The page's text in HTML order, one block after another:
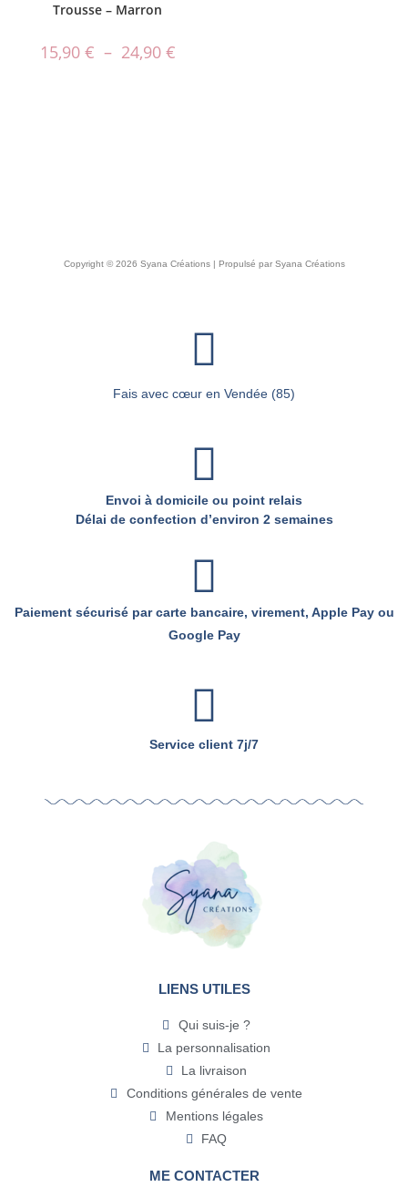
Trousse – Marron
15,90 € – 24,90 €
Copyright © 2026 Syana Créations | Propulsé par Syana Créations
Fais avec cœur en Vendée (85)
Envoi à domicile ou point relais
Délai de confection d’environ 2 semaines
Paiement sécurisé par carte bancaire, virement, Apple Pay ou
Google Pay
Service client 7j/7
LIENS UTILES
Qui suis-je ?
La personnalisation
La livraison
Conditions générales de vente
Mentions légales
FAQ
ME CONTACTER